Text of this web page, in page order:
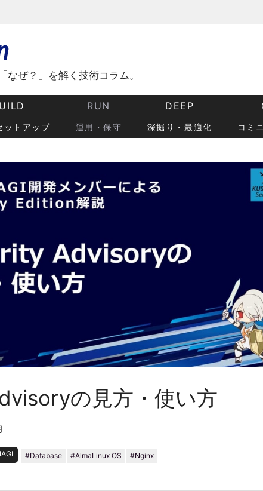
ぜ？」を解く技術コラム。
ットアップ
RUN
運用・保守
DEEP
深掘り・最適化 コミ
の見方・使い方
Database AlmaLinux OS Nginx